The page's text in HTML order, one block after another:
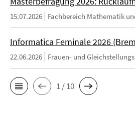
15.07.2026 Fachbereich Mathematik
Informatica Feminale 2026
22.06.2026 Frauen- und
1 / 10